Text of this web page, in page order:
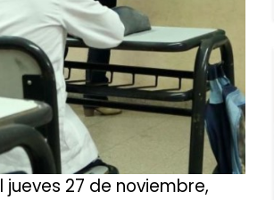
27 de noviembre,